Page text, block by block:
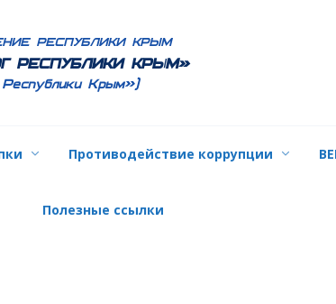
РЕСПУБЛИКИ КРЫМ
РЕСПУБЛИКИ КРЫМ»
Крым»)
Противодействие коррупции
Полезные ссылки